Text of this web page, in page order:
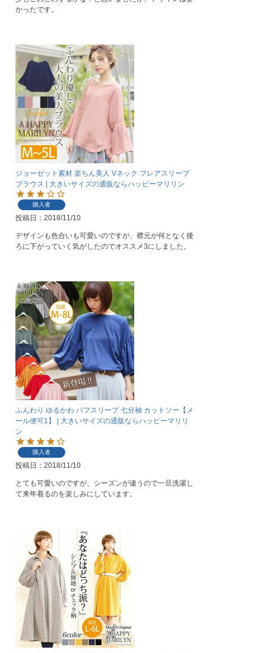
かったです。
ジョーゼット素材 楽ちん美人 Vネック フレアスリーブ
ブラウス | 大きいサイズの通販ならハッピーマリリン
購入者
投稿日 2018/11/10
デザインも色合いも可愛いのですが、襟元が何となく後
ろに下がっていく気がしたのでオススメ3にしました。
ふんわり ゆるかわ パフスリーブ 七分袖 カットソー【メ
ール便可1】 | 大きいサイズの通販ならハッピーマリリ
ン
購入者
投稿日 2018/11/10
とても可愛いのですが、シーズンが違うので一旦洗濯し
て来年着るのを楽しみにしています。